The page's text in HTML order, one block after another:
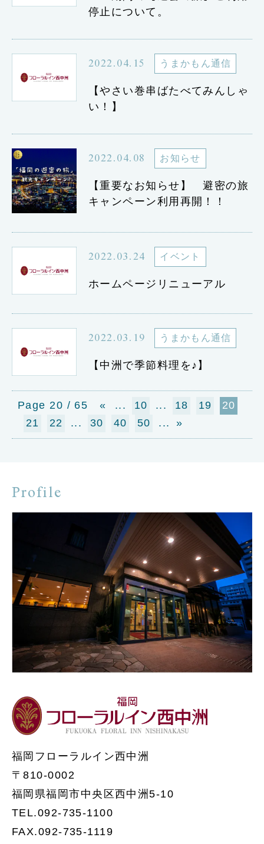
停止について。
2022.04.15 うまかもん通信
【やさい巻串ばたべてみんしゃ
い！】
2022.04.08 お知らせ
【重要なお知らせ】 避密の旅
キャンペーン利用再開！！
2022.03.24 イベント
ホームページリニューアル
2022.03.19 うまかもん通信
【中洲で季節料理を♪】
20 / 65 « ... 10 ... 18 19
20
21
22 ... 30 40 50 ... »
Profile
福岡フローラルイン西中洲
〒810-0002
福岡県福岡市中央区西中洲5-10
TEL.092-735-1100
FAX.092-735-1119